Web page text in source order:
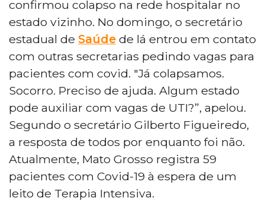
confirmou colapso na rede hospitalar no
estado vizinho. No domingo, o secretário
estadual de Saúde de lá entrou em contato
com outras secretarias pedindo vagas para
pacientes com covid. "Já colapsamos.
Socorro. Preciso de ajuda. Algum estado
pode auxiliar com vagas de UTI?”, apelou.
Segundo o secretário Gilberto Figueiredo,
a resposta de todos por enquanto foi não.
Atualmente, Mato Grosso registra 59
pacientes com Covid-19 à espera de um
leito de Terapia Intensiva.